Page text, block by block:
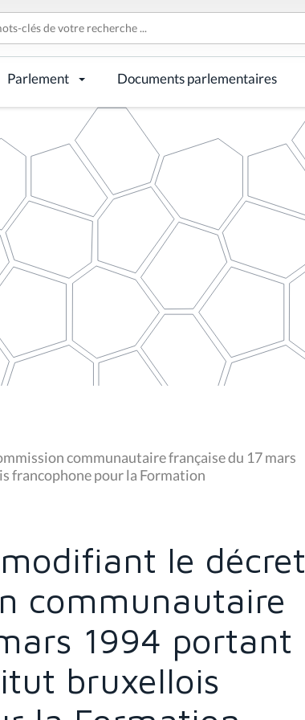
Parlement Documents parlementaires
communautaire française du 17 mars
francophone pour la Formation
le décret
communautaire
1994 portant
bruxellois